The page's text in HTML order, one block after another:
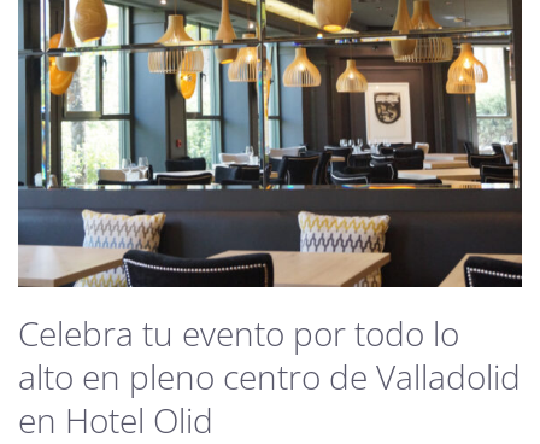
Celebra tu evento por todo lo
alto en pleno centro de Valladolid
en Hotel Olid